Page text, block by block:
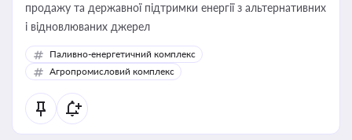
продажу та державної підтримки енергії з альтернативних
і відновлюваних джерел
Паливно-енергетичний комплекс
Агропромисловий комплекс